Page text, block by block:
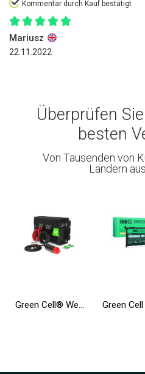
Kommentar durch Kauf bestätigt
Mariusz
22.11.2022
Überprüfen
besten
Von Tausenden von
Ländern
Green Cell® Wechselrichter Spannungswandler 24V auf 230V 500W/1000W Reiner sinus